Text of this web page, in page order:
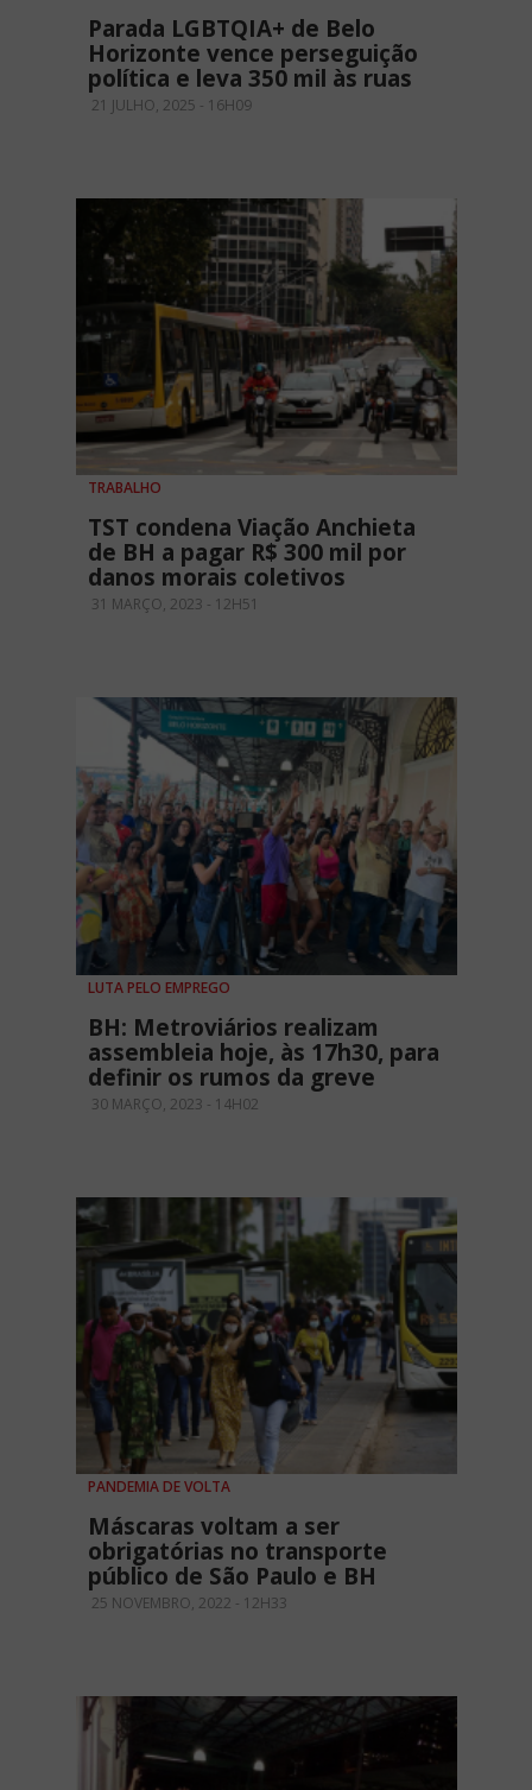
Parada LGBTQIA+ de Belo
Horizonte vence perseguição
política e leva 350 mil às ruas
21 JULHO, 2025 - 16H09
TRABALHO
TST condena Viação Anchieta
de BH a pagar R$ 300 mil por
danos morais coletivos
31 MARÇO, 2023 - 12H51
LUTA PELO EMPREGO
BH: Metroviários realizam
assembleia hoje, às 17h30, para
definir os rumos da greve
30 MARÇO, 2023 - 14H02
PANDEMIA DE VOLTA
Máscaras voltam a ser
obrigatórias no transporte
público de São Paulo e BH
25 NOVEMBRO, 2022 - 12H33